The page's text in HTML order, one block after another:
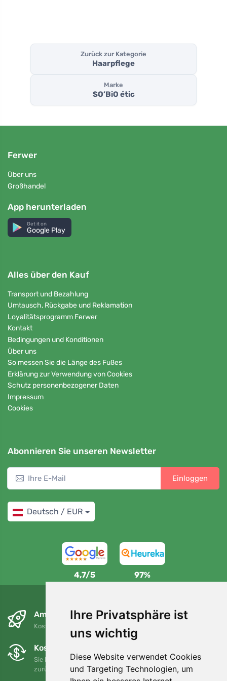
Ihre Privatsphäre ist
uns wichtig
Diese Website verwendet Cookies
und Targeting Technologien, um
Zurück zur Kategorie
Haarpflege
Marke
SO’BiO étic
Ferwer
Über uns
Großhandel
App herunterladen
Get it on
Google Play
Alles über den Kauf
Transport und Bezahlung
Umtausch, Rückgabe und Reklamation
Loyalitätsprogramm Ferwer
Kontakt
Bedingungen und Konditionen
Über uns
So messen Sie die Länge des Fußes
Erklärung zur Verwendung von Cookies
Schutz personenbezogener Daten
Impressum
Cookies
Abonnieren Sie unseren Newsletter
Einloggen
Deutsch / EUR
4,7/5 97%
Am nächsten Tag und kostenlos
Kostenloser Versand für Bestellungen über 80 EUR
Kostenloser Umtausch und Rückgabe
Sie können Ihre Bestellung jederzeit innerhalb von 90 Tagen
zurückgeben oder umtauschen.